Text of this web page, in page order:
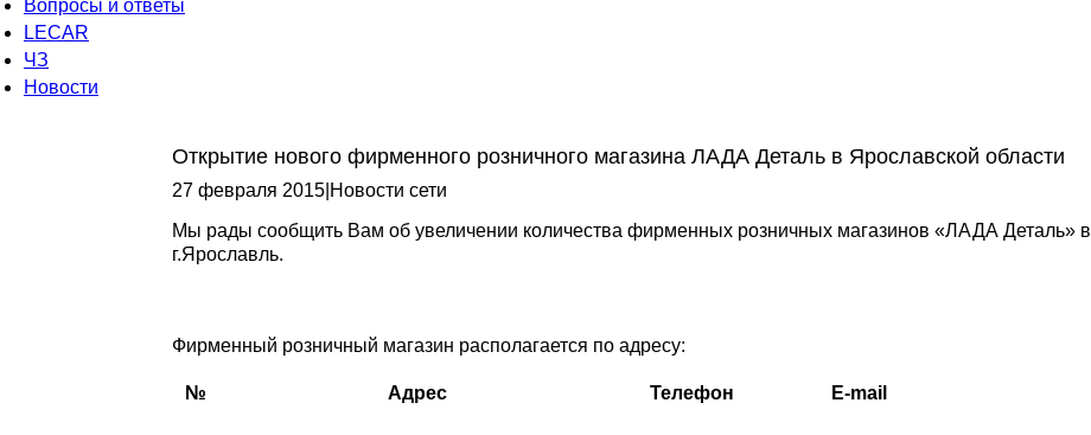
Вопросы и ответы
LECAR
ЧЗ
Новости
Открытие нового фирменного розничного магазина ЛАДА Деталь в Ярославской области
27 февраля 2015 Новости сети
Мы рады сообщить Вам об увеличении количества фирменных розничных магазинов «ЛАДА Деталь» в
г.Ярославль.
Фирменный розничный магазин располагается по адресу:
№ Адрес Телефон E-mail